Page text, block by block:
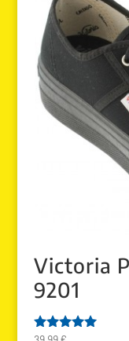
Victoria
9201